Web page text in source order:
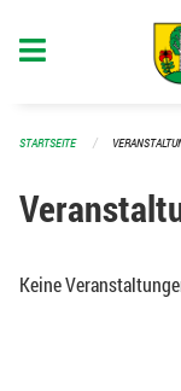
STARTSEITE
Keine